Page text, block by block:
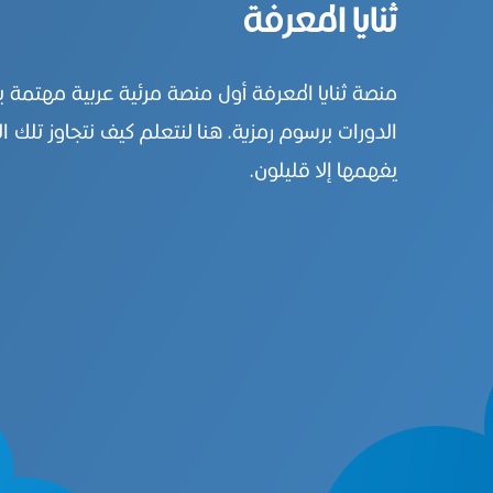
ثنايا المعرفة
منصة ثنايا المعرفة أول منصة مرئية عربية
الدورات برسوم رمزية. هنا لنتعلم كيف نتجاوز تلك
يفهمها إلا قليلون.